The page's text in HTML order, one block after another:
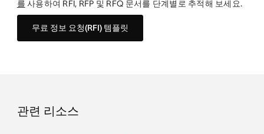
를 사용하여 RFI, RFP 및 RFQ 문서를 단계별로 추적해 보세요.
무료 정보 요청(RFI) 템플릿
관련 리소스